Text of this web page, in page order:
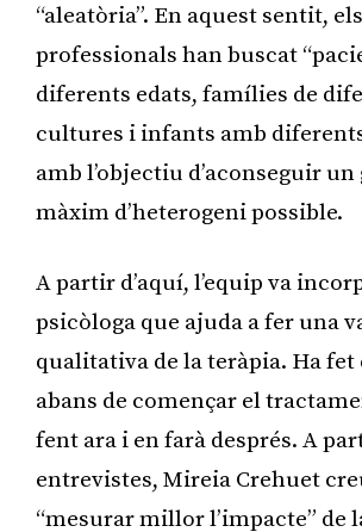
“aleatòria”. En aquest sentit, els
professionals han buscat
diferents edats, famílies de
cultures i infants amb
amb l’objectiu d’aconseguir
màxim d’heterogeni possible.
A partir d’aquí, l’equip va
psicòloga que ajuda a fer una
qualitativa de la teràpia. Ha
abans de començar el
fent ara i en farà després. A
entrevistes, Mireia Crehuet
“mesurar millor l’impacte” de